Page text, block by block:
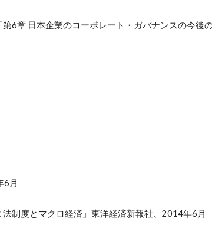
6章 日本企業のコーポレート・ガバナンスの今後
6月
制度とマクロ経済」東洋経済新報社、2014年6月